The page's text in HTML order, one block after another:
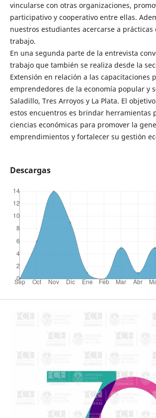
vincularse con otras organizaciones,
participativo y cooperativo entre ellas.
nuestros estudiantes acercarse a prácticas
trabajo.
En una segunda parte de la entrevista
trabajo que también se realiza desde la
Extensión en relación a las capacitaciones
emprendedores de la economía popular y
Saladillo, Tres Arroyos y La Plata. El
estos encuentros es brindar herramientas
ciencias económicas para promover la
emprendimientos y fortalecer su gestión
Descargas